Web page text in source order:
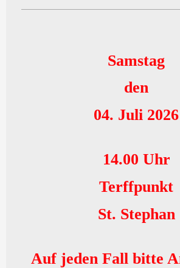
Samstag
den
04. Juli 2026
14.00 Uhr
Terffpunkt
St. Stephan
Auf jeden Fall bitte